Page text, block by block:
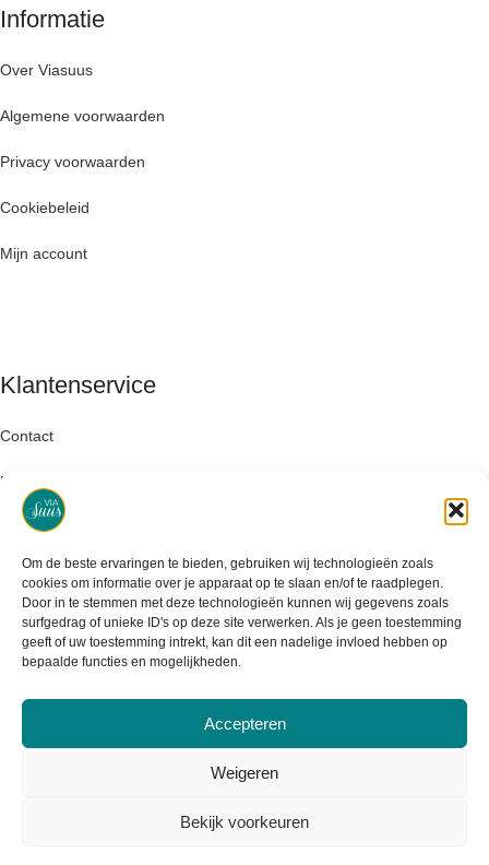
Om de beste ervaringen te bieden, gebruiken wij technologieën zoals
cookies om informatie over je apparaat op te slaan en/of te raadplegen.
Door in te stemmen met deze technologieën kunnen wij gegevens zoals
surfgedrag of unieke ID's op deze site verwerken. Als je geen toestemming
geeft of uw toestemming intrekt, kan dit een nadelige invloed hebben op
bepaalde functies en mogelijkheden.
Accepteren
Weigeren
Bekijk voorkeuren
Informatie
Over Viasuus
Algemene voorwaarden
Privacy voorwaarden
Cookiebeleid
Mijn account
Klantenservice
Contact
Retourneren
Garantie & klachten
Levertijd & verzendkosten